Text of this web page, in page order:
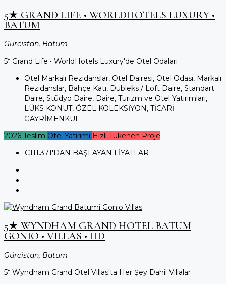
5★ GRAND LIFE • WORLDHOTELS LUXURY •
BATUM
Gürcistan, Batum
5* Grand Life • WorldHotels Luxury'de Otel Odaları
Otel Markalı Rezidanslar, Otel Dairesi, Otel Odası, Markalı
Rezidanslar, Bahçe Katı, Dubleks / Loft Daire, Standart
Daire, Stüdyo Daire, Daire, Turizm ve Otel Yatırımları,
LÜKS KONUT, ÖZEL KOLEKSİYON, TİCARİ
GAYRİMENKUL
2026 Teslim Otel Yatırımı Hızlı Tükenen Proje
€111.371'DAN BAŞLAYAN FİYATLAR
5★ WYNDHAM GRAND HOTEL BATUM
GONIO • VILLAS • HD
Gürcistan, Batum
5* Wyndham Grand Otel Villas'ta Her Şey Dahil Villalar